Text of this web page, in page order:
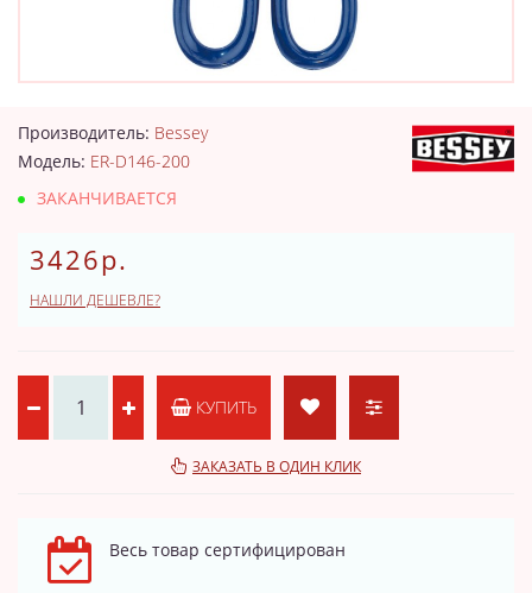
Производитель: Bessey
Модель: ER-D146-200
ЗАКАНЧИВАЕТСЯ
3426р.
НАШЛИ ДЕШЕВЛЕ?
КУПИТЬ
ЗАКАЗАТЬ В ОДИН КЛИК
Весь товар сертифицирован